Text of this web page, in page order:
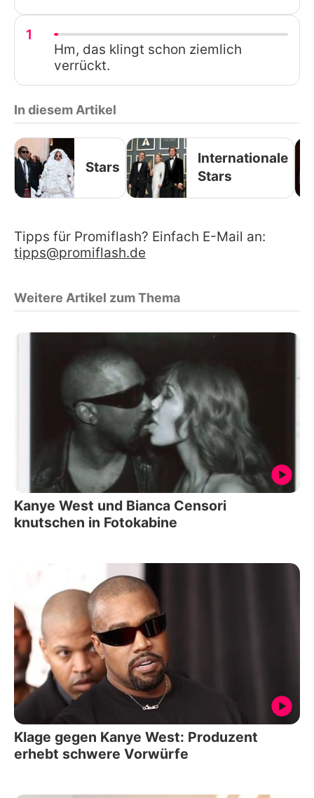
1
Hm, das klingt schon ziemlich
verrückt.
In diesem Artikel
Stars
Internationale
Stars
Tipps für Promiflash? Einfach E-Mail an:
tipps@promiflash.de
Weitere Artikel zum Thema
Kanye West und Bianca Censori
knutschen in Fotokabine
Klage gegen Kanye West: Produzent
erhebt schwere Vorwürfe